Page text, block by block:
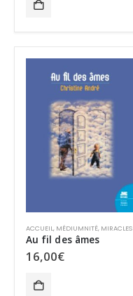
ACCUEIL, MÉDIUMNITÉ, MIRACLES ET SPIRITUALITÉ
Au fil des âmes
16,00€